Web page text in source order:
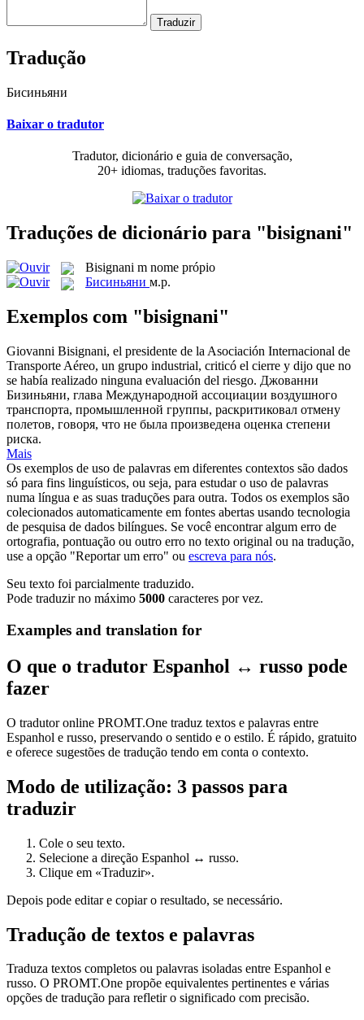
Tradução
Бисиньяни
Baixar o tradutor
Tradutor, dicionário e guia de conversação,
20+ idiomas, traduções favoritas.
Traduções de dicionário para "bisignani"
Bisignani m nome própio
Бисиньяни м.р.
Exemplos com "bisignani"
Giovanni Bisignani, el presidente de la Asociación Internacional de
Transporte Aéreo, un grupo industrial, criticó el cierre y dijo que no
se había realizado ninguna evaluación del riesgo. Джованни
Бизиньяни, глава Международной ассоциации воздушного
транспорта, промышленной группы, раскритиковал отмену
полетов, говоря, что не была произведена оценка степени
риска.
Mais
Os exemplos de uso de palavras em diferentes contextos são dados
só para fins linguísticos, ou seja, para estudar o uso de palavras
numa língua e as suas traduções para outra. Todos os exemplos são
colecionados automaticamente em fontes abertas usando tecnologia
de pesquisa de dados bilíngues. Se você encontrar algum erro de
ortografia, pontuação ou outro erro no texto original ou na tradução,
use a opção "Reportar um erro" ou escreva para nós.
Seu texto foi parcialmente traduzido.
Pode traduzir no máximo 5000 caracteres por vez.
Examples and translation for
O que o tradutor Espanhol ↔ russo pode
fazer
O tradutor online PROMT.One traduz textos e palavras entre
Espanhol e russo, preservando o sentido e o estilo. É rápido, gratuito
e oferece sugestões de tradução tendo em conta o contexto.
Modo de utilização: 3 passos para
traduzir
Cole o seu texto.
Selecione a direção Espanhol ↔ russo.
Clique em «Traduzir».
Depois pode editar e copiar o resultado, se necessário.
Tradução de textos e palavras
Traduza textos completos ou palavras isoladas entre Espanhol e
russo. O PROMT.One propõe equivalentes pertinentes e várias
opções de tradução para refletir o significado com precisão.